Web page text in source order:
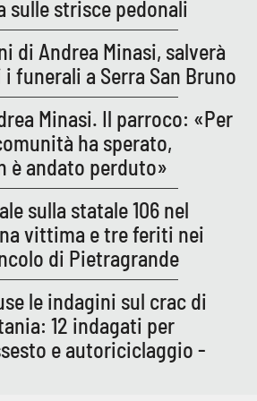
sulle strisce pedonali
di Andrea Minasi, salverà
funerali a Serra San Bruno
Minasi. Il parroco: «Per
ha sperato,
è andato perduto»
sulla statale 106 nel
vittima e tre feriti nei
di Pietragrande
le indagini sul crac di
12 indagati per
e autoriciclaggio -